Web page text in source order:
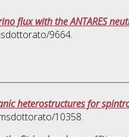
flux with the ANTARES
9664.
heterostructures for
10358.